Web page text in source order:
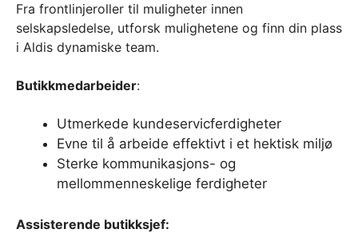
Fra frontlinjeroller til muligheter innen
selskapsledelse, utforsk mulighetene og finn din plass
i Aldis dynamiske team.
Butikkmedarbeider:
Utmerkede kundeservicferdigheter
Evne til å arbeide effektivt i et hektisk miljø
Sterke kommunikasjons- og
mellommenneskelige ferdigheter
Assisterende butikksjef: